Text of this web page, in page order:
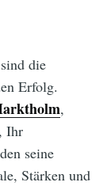
die
Erfolg.
,
Ihr
seine
Stärken und